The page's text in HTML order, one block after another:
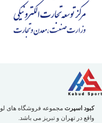
کبود اسپرت مجموعه فروشگاه های
واقع در تهران و تبریز می باشد.